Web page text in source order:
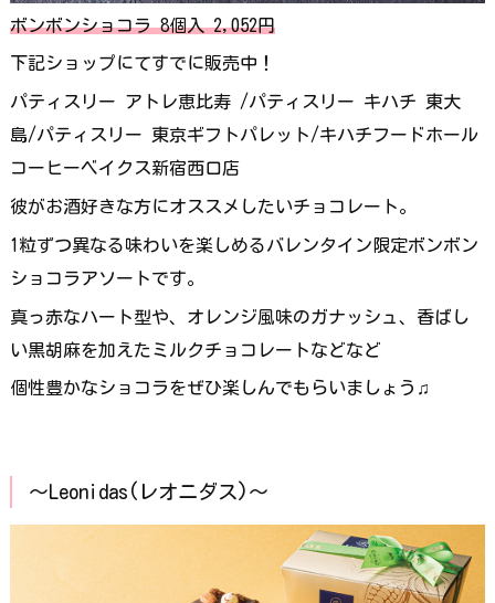
ボンボンショコラ 8個入 2,052円
下記ショップにてすでに販売中！
パティスリー アトレ恵比寿 /パティスリー キハチ 東大
島/パティスリー 東京ギフトパレット/キハチフードホール
コーヒーベイクス新宿西口店
彼がお酒好きな方にオススメしたいチョコレート。
1粒ずつ異なる味わいを楽しめるバレンタイン限定ボンボン
ショコラアソートです。
真っ赤なハート型や、オレンジ風味のガナッシュ、香ばし
い黒胡麻を加えたミルクチョコレートなどなど
個性豊かなショコラをぜひ楽しんでもらいましょう♫
〜Leonidas(レオニダス)〜